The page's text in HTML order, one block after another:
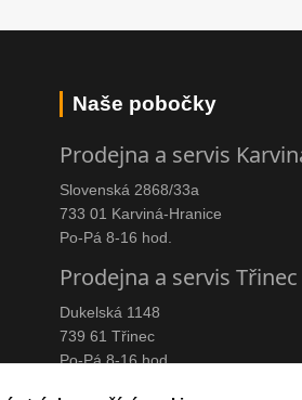
Naše pobočky
Prodejna a servis
Slovenská 2868/33a
733 01 Karviná-Hranice
Po-Pá 8-16 hod.
Prodejna a servis Třinec
Dukelská 1148
739 61 Třinec
Po-Pá 8-16 hod.